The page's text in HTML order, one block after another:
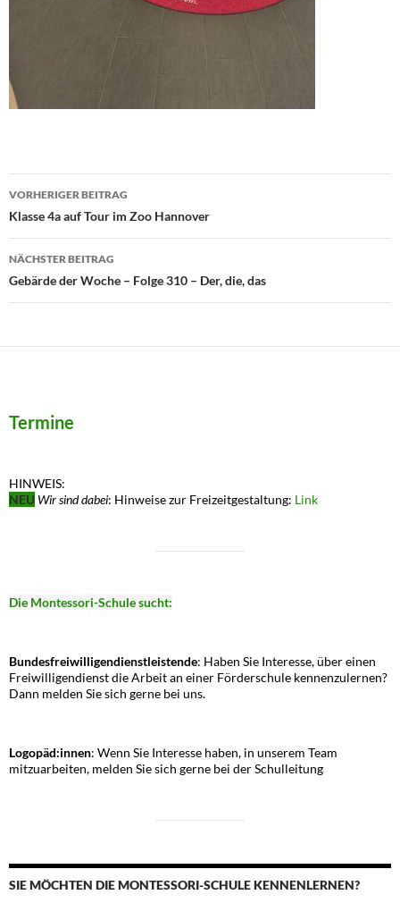
Beitragsnavigation
VORHERIGER BEITRAG
Klasse 4a auf Tour im Zoo Hannover
NÄCHSTER BEITRAG
Gebärde der Woche – Folge 310 – Der, die, das
Termine
HINWEIS:
NEU Wir sind dabei: Hinweise zur Freizeitgestaltung: Link
Die Montessori-Schule sucht:
Bundesfreiwilligendienstleistende: Haben Sie Interesse, über einen
Freiwilligendienst die Arbeit an einer Förderschule kennenzulernen?
Dann melden Sie sich gerne bei uns.
Logopäd:innen: Wenn Sie Interesse haben, in unserem Team
mitzuarbeiten, melden Sie sich gerne bei der Schulleitung
SIE MÖCHTEN DIE MONTESSORI-SCHULE KENNENLERNEN?